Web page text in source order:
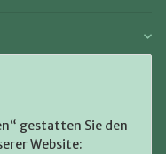
gestatten Sie den
Website: